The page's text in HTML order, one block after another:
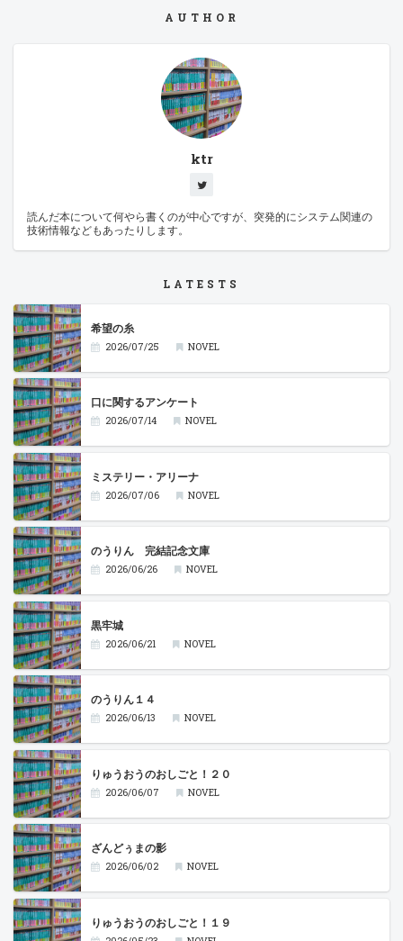
AUTHOR
ktr
読んだ本について何やら書くのが中心ですが、突発的にシステム関連の
技術情報などもあったりします。
LATESTS
希望の糸
2026/07/25 NOVEL
口に関するアンケート
2026/07/14 NOVEL
ミステリー・アリーナ
2026/07/06 NOVEL
のうりん 完結記念文庫
2026/06/26 NOVEL
黒牢城
2026/06/21 NOVEL
のうりん１４
2026/06/13 NOVEL
りゅうおうのおしごと！２０
2026/06/07 NOVEL
ざんどぅまの影
2026/06/02 NOVEL
りゅうおうのおしごと！１９